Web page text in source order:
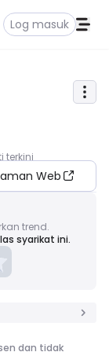
Log masuk
terkini
Web
trend.
syarikat ini.
dan tidak